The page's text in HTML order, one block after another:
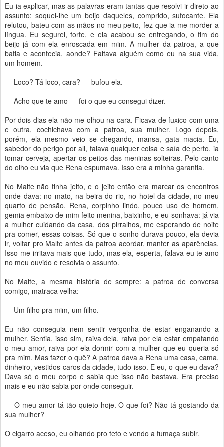
Eu ia explicar, mas as palavras eram tantas que resolvi ir direto ao
assunto: soquei-lhe um beijo daqueles, comprido, sufocante. Ela
relutou, bateu com as mãos no meu peito, fez que ia me morder a
língua. Eu segurei, forte, e ela acabou se entregando, o fim do
beijo já com ela enroscada em mim. A mulher da patroa, a que
batia e acontecia, aonde? Faltava alguém como eu na sua vida,
um homem.
— Loco? Tá loco, cara? — bufou ela.
— Acho que te amo — foi o que eu consegui dizer.
Por dois dias ela não me olhou na cara. Ficava de fuxico com uma
e outra, cochichava com a patroa, sua mulher. Logo depois,
porém, ela mesmo veio se chegando, mansa, gata macia. Eu,
sabedor do perigo por ali, falava qualquer coisa e saía de perto, ia
tomar cerveja, apertar os peitos das meninas solteiras. Pelo canto
do olho eu via que Rena espumava. Isso era a minha garantia.
No Malte não tinha jeito, e o jeito então era marcar os encontros
onde dava: no mato, na beira do rio, no hotel da cidade, no meu
quarto de pensão. Rena, corpinho lindo, pouco uso de homem,
gemia embaixo de mim feito menina, baixinho, e eu sonhava: já via
a mulher cuidando da casa, dos pirralhos, me esperando de noite
pra comer, essas coisas. Só que o sonho durava pouco, ela devia
ir, voltar pro Malte antes da patroa acordar, manter as aparências.
Isso me irritava mais que tudo, mas ela, esperta, falava eu te amo
no meu ouvido e resolvia o assunto.
No Malte, a mesma história de sempre: a patroa de conversa
comigo, matraca velha:
— Um filho pra mim, um filho.
Eu não conseguia nem sentir vergonha de estar enganando a
mulher. Sentia, isso sim, raiva dela, raiva por ela estar empatando
o meu amor, raiva por ela dormir com a mulher que eu queria só
pra mim. Mas fazer o quê? A patroa dava a Rena uma casa, cama,
dinheiro, vestidos caros da cidade, tudo isso. E eu, o que eu dava?
Dava só o meu corpo e sabia que isso não bastava. Era preciso
mais e eu não sabia por onde conseguir.
— O meu amor tá tão quieto hoje. O que foi? Não tá gostando da
sua mulher?
O cigarro aceso, eu olhando pro teto e vendo a fumaça subir.